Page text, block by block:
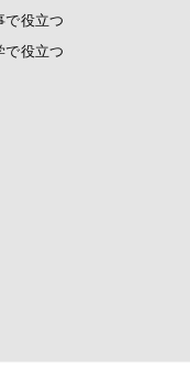
で役立つ
で役立つ